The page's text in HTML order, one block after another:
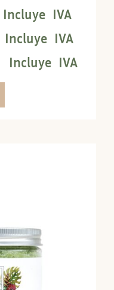
Incluye IVA
Incluye IVA
Incluye IVA